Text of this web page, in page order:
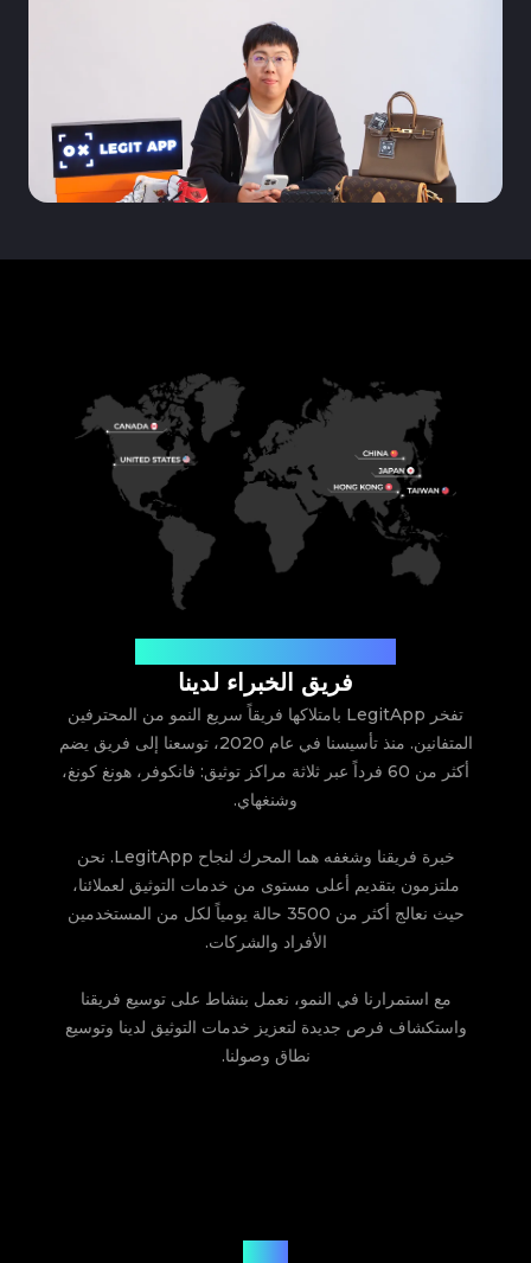
فريق الخبراء لدينا
تفخر LegitApp بامتلاكها فريقاً سريع النمو من المحترفين
المتفانين. منذ تأسيسنا في عام 2020، توسعنا إلى فريق يضم
أكثر من 60 فرداً عبر ثلاثة مراكز توثيق: فانكوفر، هونغ كونغ،
وشنغهاي.
خبرة فريقنا وشغفه هما المحرك لنجاح LegitApp. نحن
ملتزمون بتقديم أعلى مستوى من خدمات التوثيق لعملائنا،
حيث نعالج أكثر من 3500 حالة يومياً لكل من المستخدمين
الأفراد والشركات.
مع استمرارنا في النمو، نعمل بنشاط على توسيع فريقنا
واستكشاف فرص جديدة لتعزيز خدمات التوثيق لدينا وتوسيع
نطاق وصولنا.